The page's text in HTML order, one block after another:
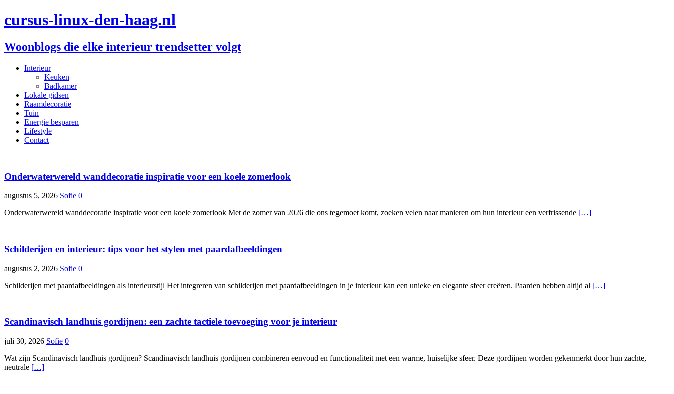
cursus-linux-den-haag.nl
Woonblogs die elke interieur trendsetter volgt
Interieur
Keuken
Badkamer
Lokale gidsen
Raamdecoratie
Tuin
Energie besparen
Lifestyle
Contact
Onderwaterwereld wanddecoratie inspiratie voor een koele zomerlook
augustus 5, 2026 Sofie 0
Onderwaterwereld wanddecoratie inspiratie voor een koele zomerlook Met de zomer van 2026 die ons tegemoet komt, zoeken velen naar manieren om hun interieur een verfrissende […]
Schilderijen en interieur: tips voor het stylen met paardafbeeldingen
augustus 2, 2026 Sofie 0
Schilderijen met paardafbeeldingen als interieurstijl Het integreren van schilderijen met paardafbeeldingen in je interieur kan een unieke en elegante sfeer creëren. Paarden hebben altijd al […]
Scandinavisch landhuis gordijnen: een zachte tactiele toevoeging voor je interieur
juli 30, 2026 Sofie 0
Wat zijn Scandinavisch landhuis gordijnen? Scandinavisch landhuis gordijnen combineren eenvoud en functionaliteit met een warme, huiselijke sfeer. Deze gordijnen worden gekenmerkt door hun zachte,
neutrale […]